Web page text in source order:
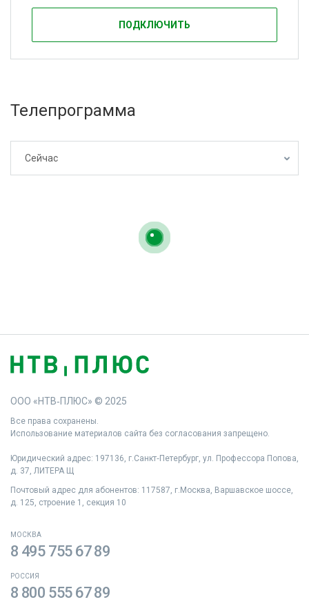
ПОДКЛЮЧИТЬ
Телепрограмма
Сейчас
ООО «НТВ‑ПЛЮС» © 2025
Все права сохранены.
Использование материалов сайта без согласования запрещено.
Юридический адрес: 197136, г.Санкт‑Петербург, ул. Профессора Попова,
д. 37, ЛИТЕРА Щ
Почтовый адрес для абонентов: 117587, г.Москва, Варшавское шоссе,
д. 125, строение 1, секция 10
МОСКВА
8 495 755 67 89
РОССИЯ
8 800 555 67 89